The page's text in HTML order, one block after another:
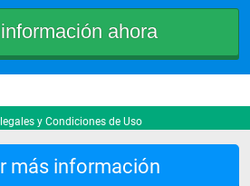
más información
del adulto I
aparatos y
y Condiciones de Uso